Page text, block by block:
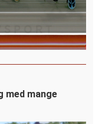
med mange